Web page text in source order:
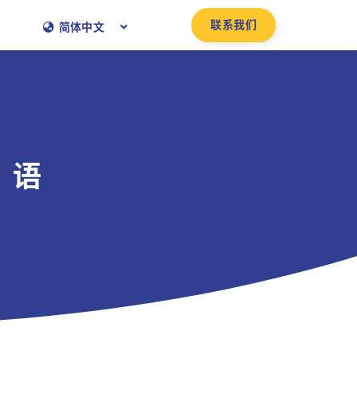
简体中文 联系我们
语